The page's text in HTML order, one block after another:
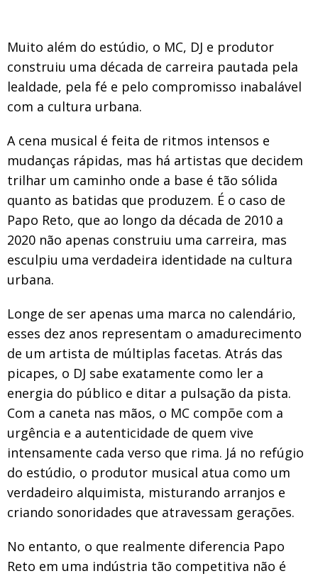
Muito além do estúdio, o MC, DJ e produtor
construiu uma década de carreira pautada pela
lealdade, pela fé e pelo compromisso inabalável
com a cultura urbana.
A cena musical é feita de ritmos intensos e
mudanças rápidas, mas há artistas que decidem
trilhar um caminho onde a base é tão sólida
quanto as batidas que produzem. É o caso de
Papo Reto, que ao longo da década de 2010 a
2020 não apenas construiu uma carreira, mas
esculpiu uma verdadeira identidade na cultura
urbana.
Longe de ser apenas uma marca no calendário,
esses dez anos representam o amadurecimento
de um artista de múltiplas facetas. Atrás das
picapes, o DJ sabe exatamente como ler a
energia do público e ditar a pulsação da pista.
Com a caneta nas mãos, o MC compõe com a
urgência e a autenticidade de quem vive
intensamente cada verso que rima. Já no refúgio
do estúdio, o produtor musical atua como um
verdadeiro alquimista, misturando arranjos e
criando sonoridades que atravessam gerações.
No entanto, o que realmente diferencia Papo
Reto em uma indústria tão competitiva não é